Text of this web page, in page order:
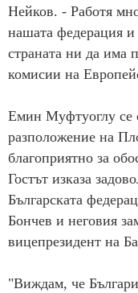
Нейков. - Работя
нашата федерация
страната ни да има
комисии на
Емин Муфтуоглу се
разположение на
благоприятно за
Гостът изказа
Българската
Бончев и неговия
вицепрезидент на
"Виждам, че